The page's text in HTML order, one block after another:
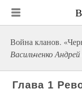
Война кланов.
Васильченко
Глава 1